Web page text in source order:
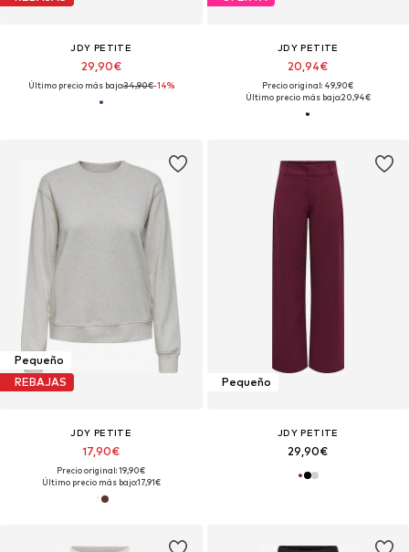
JDY PETITE
29,90€
Último precio más bajo:34,90€-14%
JDY PETITE
20,94€
Precio original: 49,90€
Último precio más bajo:20,94€
Pequeño
REBAJAS
JDY PETITE
17,90€
Precio original: 19,90€
Último precio más bajo:17,91€
Pequeño
JDY PETITE
29,90€